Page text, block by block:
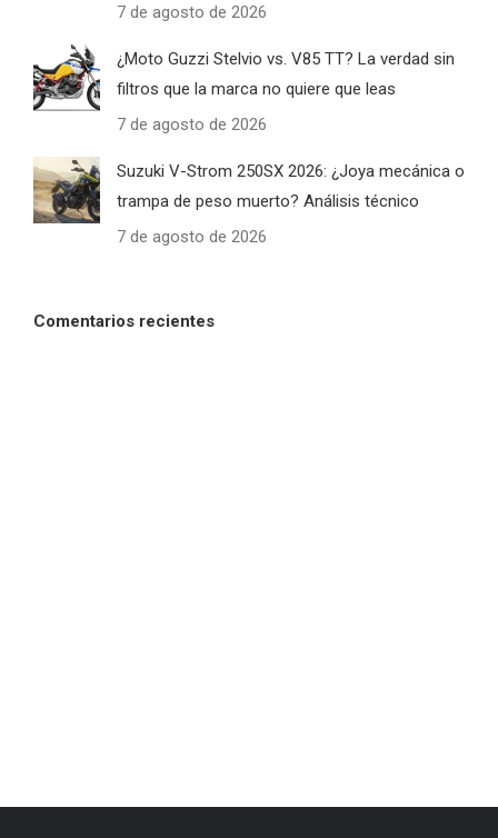
7 de agosto de 2026
¿Moto Guzzi Stelvio vs. V85 TT? La verdad sin
filtros que la marca no quiere que leas
7 de agosto de 2026
Suzuki V-Strom 250SX 2026: ¿Joya mecánica o
trampa de peso muerto? Análisis técnico
7 de agosto de 2026
Comentarios recientes